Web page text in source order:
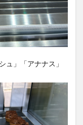
ュ」「アナナス」